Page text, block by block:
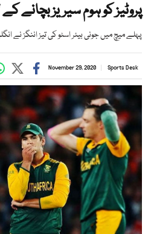
پروٹیز کو ہوم سیریز بچانے
پہلے میچ میں جونی بیئر اسٹو کی تیز اننگز نے انگلینڈ کو5 وکٹ سے
Sports Desk
November 29, 2020